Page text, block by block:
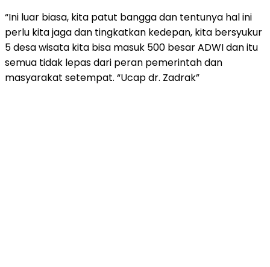
“Ini luar biasa, kita patut bangga dan tentunya hal ini
perlu kita jaga dan tingkatkan kedepan, kita bersyukur
5 desa wisata kita bisa masuk 500 besar ADWI dan itu
semua tidak lepas dari peran pemerintah dan
masyarakat setempat. “Ucap dr. Zadrak”